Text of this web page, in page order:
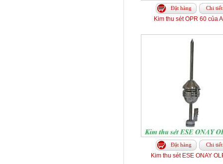
Đặt hàng Chi tiết
Kim thu sét OPR 60 của
Đặt hàng Chi tiết
Kim thu sét ESE ONAY